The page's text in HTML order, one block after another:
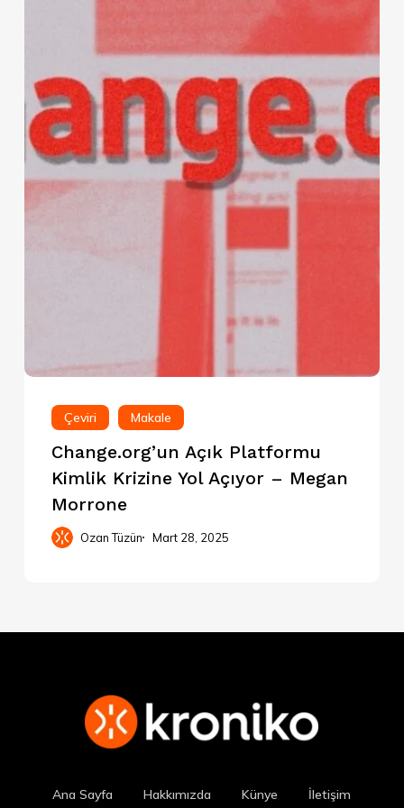
Çeviri Makale
Change.org’un Açık Platformu
Kimlik Krizine Yol Açıyor – Megan
Morrone
Ozan Tüzün Mart 28, 2025
Ana Sayfa Hakkımızda Künye İletişim